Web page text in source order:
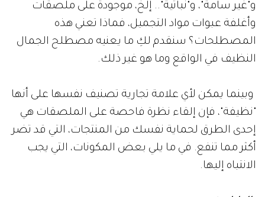
و"غير سامة"، و"نباتية".. إلخ، موجودة على ملصقات
وأغلفة عبوات مواد التجميل، فماذا تعني هذه
المصطلحات؟ سنقدم لكِ ما يعنيه مصطلح الجمال
النظيف في الواقع وما هو غير ذلك.
وبينما يمكن لأي علامة تجارية تصنيف نفسها على أنها
"نظيفة"، فإن إلقاء نظرة فاحصة على الملصقات هي
إحدى الطرق لحماية نفسك من المنتجات، التي قد تضر
أكثر مما تنفع. في ما يلي بعض المكونات، التي يجب
الانتباه إليها.